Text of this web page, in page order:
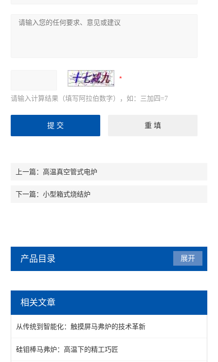
请输入计算结果（填写阿拉伯数字），如：三加四=7
上一篇： 高温真空管式电炉
下一篇：小型箱式烧结炉
产品目录
陶瓷纤维马弗炉
箱式马弗炉
分体式马弗炉
展开
相关文章
从传统到智能化：触摸屏马弗炉的技术革新
硅钼棒马弗炉：高温下的精工巧匠